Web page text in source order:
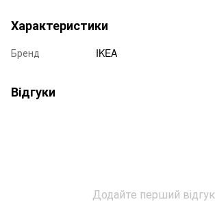
Характеристики
Бренд IKEA
Відгуки
Додайте перший відгук